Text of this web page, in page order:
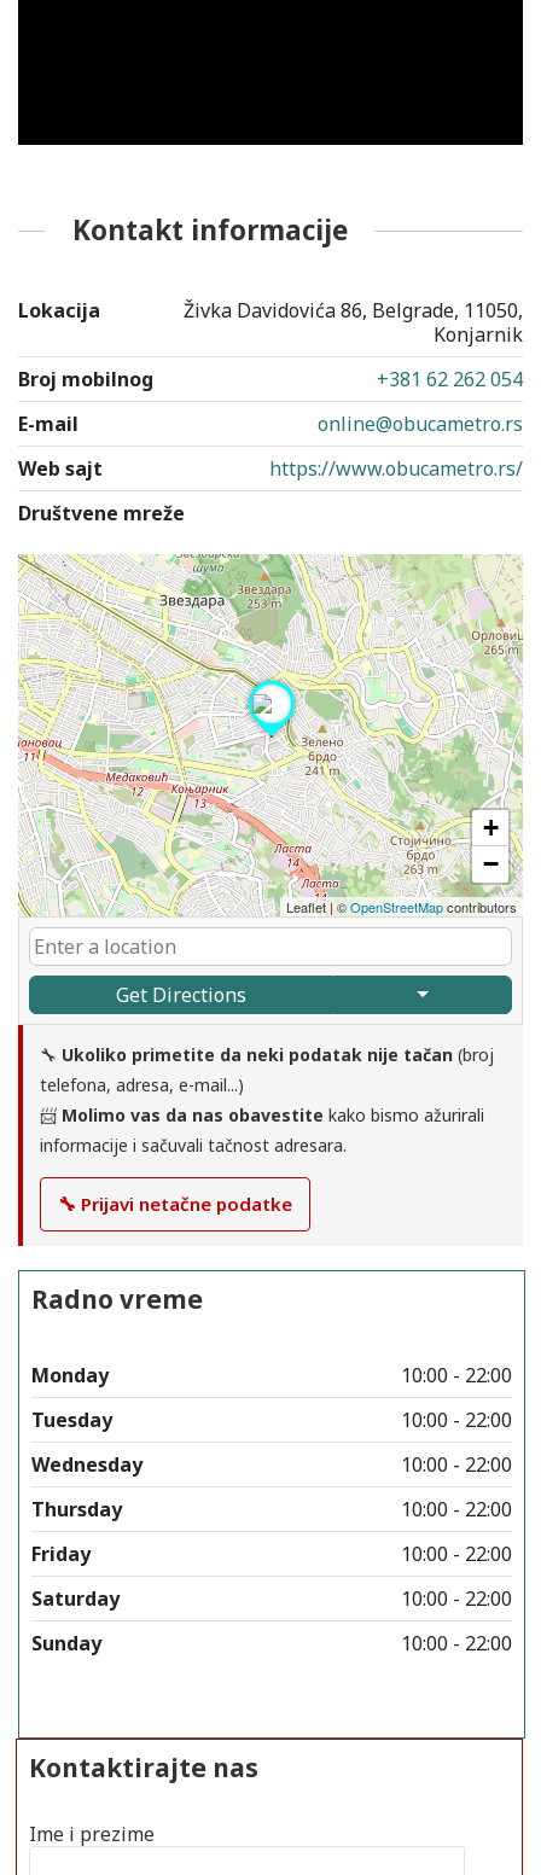
Kontakt informacije
Lokacija
Živka Davidovića 86, Belgrade, 11050,
Konjarnik
Broj mobilnog
+381 62 262 054
E-mail
online@obucametro.rs
Web sajt
https://www.obucametro.rs/
Društvene mreže
+
−
Leaflet|©OpenStreetMapcontributors
Get Directions
🔧 Ukoliko primetite da neki podatak nije tačan (broj
telefona, adresa, e-mail...)
📨 Molimo vas da nas obavestite kako bismo ažurirali
informacije i sačuvali tačnost adresara.
🔧 Prijavi netačne podatke
Radno vreme
Monday
10:00 - 22:00
Tuesday
10:00 - 22:00
Wednesday
10:00 - 22:00
Thursday
10:00 - 22:00
Friday
10:00 - 22:00
Saturday
10:00 - 22:00
Sunday
10:00 - 22:00
Kontaktirajte nas
Ime i prezime